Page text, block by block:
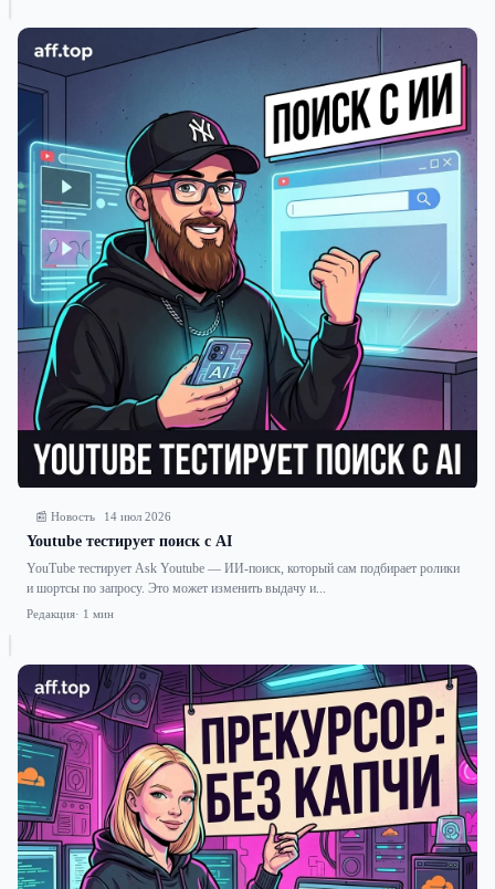
📰 Новость 14 июл 2026
Youtube тестирует поиск с AI
YouTube тестирует Ask Youtube — ИИ-поиск, который сам подбирает ролики
и шортсы по запросу. Это может изменить выдачу и...
Редакция· 1 мин